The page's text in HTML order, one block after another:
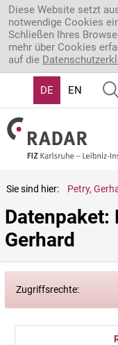
Direkt zum Inhalt
Diese Website setzt
notwendige Cookies
Schließen Ihres
mehr über Cookies
auf die
DE EN
Sie sind hier: Petry,
Datenpaket:
Gerhard
Zugriffsrechte: